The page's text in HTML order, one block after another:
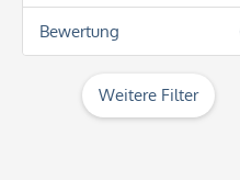
7 Zeilen
mehr als 9 Zeilen
30
45
24
30
35
Bewertung
& mehr
Weitere Filter